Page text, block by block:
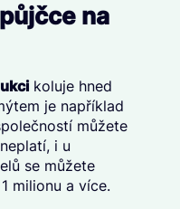
na
koluje hned
je například
můžete
i u
se můžete
milionu a více.